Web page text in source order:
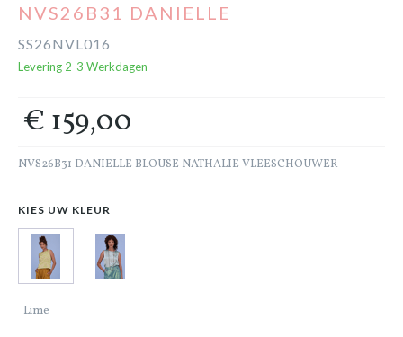
NVS26B31 DANIELLE
SS26NVL016
Levering 2-3 Werkdagen
€ 159,00
NVS26B31 DANIELLE BLOUSE NATHALIE VLEESCHOUWER
KIES UW KLEUR
Lime